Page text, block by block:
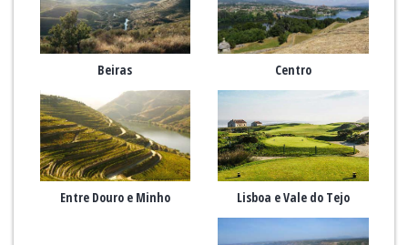
Beiras Centro
Entre Douro e Minho Lisboa e Vale do Tejo